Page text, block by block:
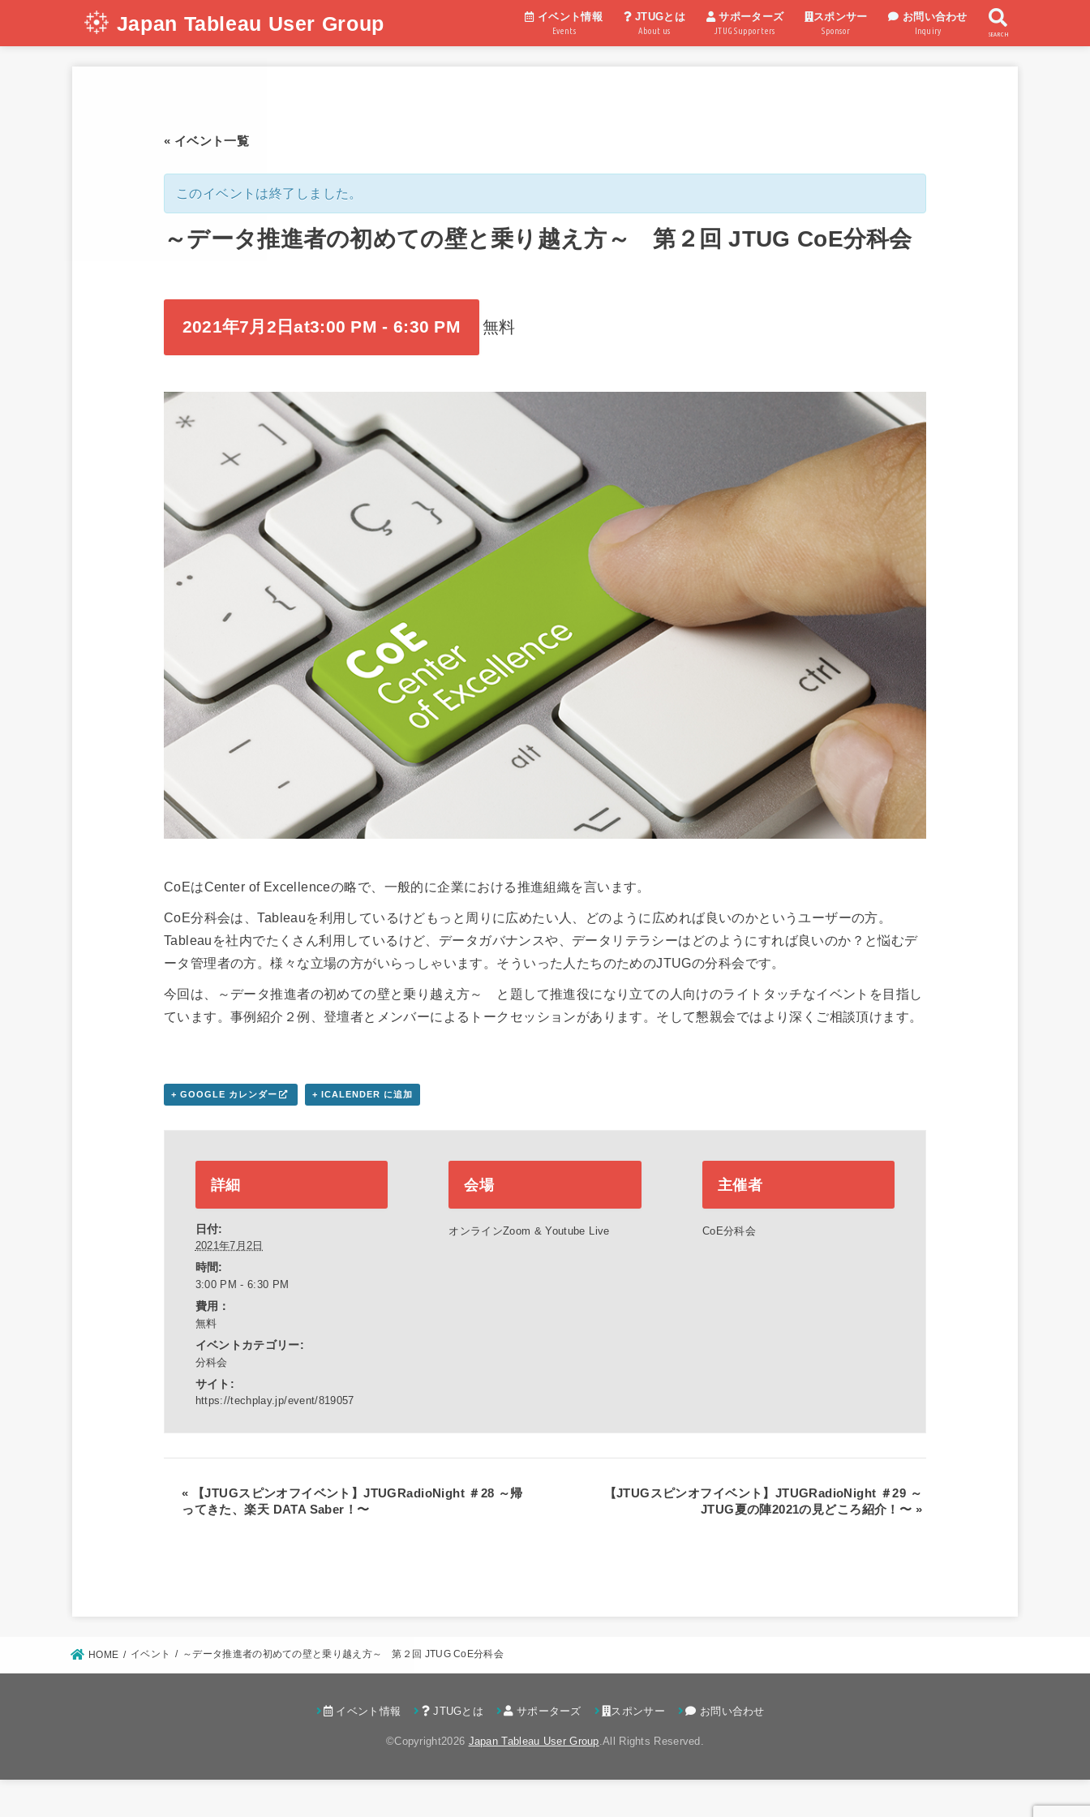
Japan Tableau User Group イベント情報
Events
JTUGとは
About us
サポーターズ
JTUG Supporters
スポンサー
Sponsor
お問い合わせ
Inquiry SEARCH
« イベント一覧
このイベントは終了しました。
～データ推進者の初めての壁と乗り越え方～ 第２回 JTUG CoE分科会
2021年7月2日at3:00 PM - 6:30 PM 無料
CoEはCenter of Excellenceの略で、一般的に企業における推進組織を言います。
CoE分科会は、Tableauを利用しているけどもっと周りに広めたい人、どのように広めれば良いのかというユーザーの方。
Tableauを社内でたくさん利用しているけど、データガバナンスや、データリテラシーはどのようにすれば良いのか？と悩むデ
ータ管理者の方。様々な立場の方がいらっしゃいます。そういった人たちのためのJTUGの分科会です。
今回は、～データ推進者の初めての壁と乗り越え方～ と題して推進役になり立ての人向けのライトタッチなイベントを目指し
ています。事例紹介２例、登壇者とメンバーによるトークセッションがあります。そして懇親会ではより深くご相談頂けます。
+ GOOGLE カレンダー + ICALENDER に追加
詳細
日付:
2021年7月2日
時間:
3:00 PM - 6:30 PM
費用：
無料
イベントカテゴリー:
分科会
サイト:
https://techplay.jp/event/819057
会場
オンラインZoom & Youtube Live
主催者
CoE分科会
« 【JTUGスピンオフイベント】JTUGRadioNight ＃28 ～帰
ってきた、楽天 DATA Saber！〜
【JTUGスピンオフイベント】JTUGRadioNight ＃29 ～
JTUG夏の陣2021の見どころ紹介！〜 »
HOME イベント ～データ推進者の初めての壁と乗り越え方～ 第２回 JTUG CoE分科会
イベント情報 JTUGとは サポーターズ スポンサー お問い合わせ
©Copyright2026 Japan Tableau User Group .All Rights Reserved.